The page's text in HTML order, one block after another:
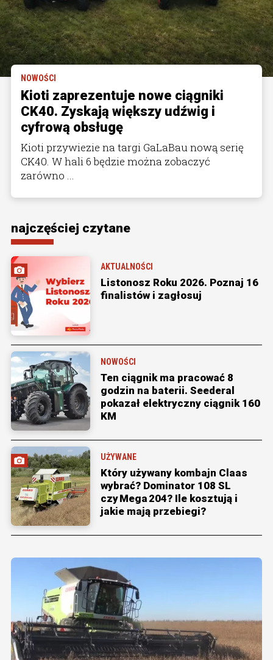
NOWOŚCI
Kioti zaprezentuje nowe ciągniki
CK40. Zyskają większy udźwig i
cyfrową obsługę
Kioti przywiezie na targi GaLaBau nową serię
CK40. W hali 6 będzie można zobaczyć
zarówno ...
najczęściej czytane
AKTUALNOŚCI
Listonosz Roku 2026. Poznaj 16
finalistów i zagłosuj
NOWOŚCI
Ten ciągnik ma pracować 8
godzin na baterii. Seederal
pokazał elektryczny ciągnik 160
KM
UŻYWANE
Który używany kombajn Claas
wybrać? Dominator 108 SL
czy Mega 204? Ile kosztują i
jakie mają przebiegi?